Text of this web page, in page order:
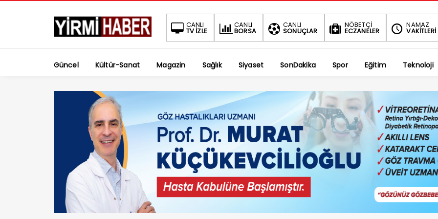
CANLI
TV İZLE
CANLI
BORSA
CANLI
SONUÇLAR
NÖBETÇİ
ECZANELER
NAMAZ
VAKİTLERİ
BIST
-0.08% 1.695,10
DOLAR
% 47,5876
Güncel Kültür-Sanat Magazin Sağlık Siyaset SonDakika Spor Eğitim Teknoloji